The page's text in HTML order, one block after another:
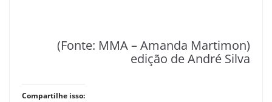
(Fonte: MMA – Amanda Martimon)
edição de André Silva
Compartilhe isso: